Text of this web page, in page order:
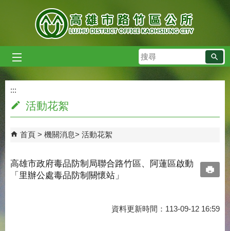
跳到主要內容區塊
搜
尋
:::
活動花絮
首頁 機關消息 活動花絮
高雄市政府毒品防制局聯合路竹區、阿蓮區啟動
「里辦公處毒品防制關懷站」
資料更新時間：113-09-12 16:59